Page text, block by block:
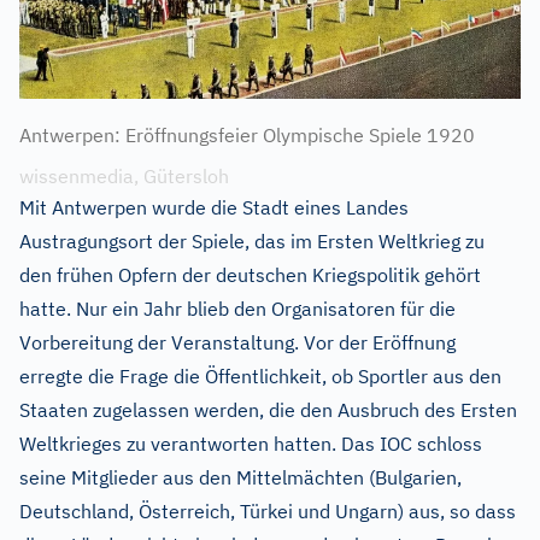
Antwerpen: Eröffnungsfeier Olympische Spiele 1920
wissenmedia, Gütersloh
Mit Antwerpen wurde die Stadt eines Landes
Austragungsort der Spiele, das im Ersten Weltkrieg zu
den frühen Opfern der deutschen Kriegspolitik gehört
hatte. Nur ein Jahr blieb den Organisatoren für die
Vorbereitung der Veranstaltung. Vor der Eröffnung
erregte die Frage die Öffentlichkeit, ob Sportler aus den
Staaten zugelassen werden, die den Ausbruch des Ersten
Weltkrieges zu verantworten hatten. Das IOC schloss
seine Mitglieder aus den Mittelmächten (Bulgarien,
Deutschland, Österreich, Türkei und Ungarn) aus, so dass